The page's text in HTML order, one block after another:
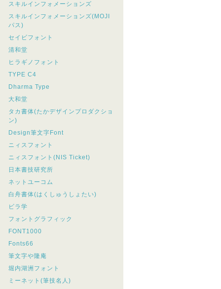
スキルインフォメーションズ
スキルインフォメーションズ(MOJI
パス)
セイビフォント
清和堂
ヒラギノフォント
TYPE C4
Dharma Type
大和堂
タカ書体(たかデザインプロダクショ
ン)
Design筆文字Font
ニィスフォント
ニィスフォント(NIS Ticket)
日本書技研究所
ネットユーコム
白舟書体(はくしゅうしょたい)
ビラ学
フォントグラフィック
FONT1000
Fonts66
筆文字や隆庵
堀内湖洲フォント
ミーネット(筆技名人)